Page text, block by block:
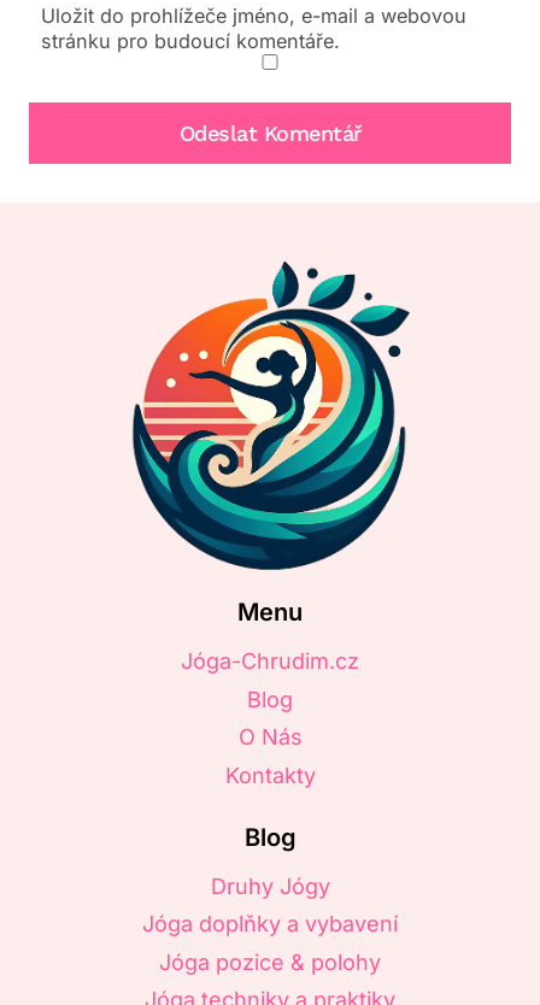
Uložit do prohlížeče jméno, e-mail a webovou
stránku pro budoucí komentáře.
Menu
Jóga-Chrudim.cz
Blog
O Nás
Kontakty
Blog
Druhy Jógy
Jóga doplňky a vybavení
Jóga pozice & polohy